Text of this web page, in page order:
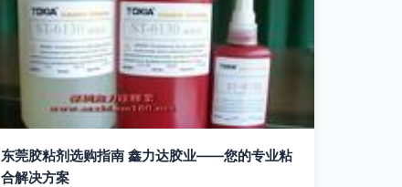
东莞胶粘剂选购指南 鑫力达胶业——您的专业粘
合解决方案